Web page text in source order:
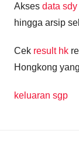
Akses data sdy
hingga arsip
Cek result hk
Hongkong
keluaran sgp